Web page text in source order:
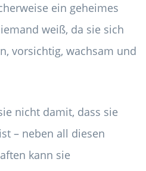
ein geheimes
weiß, da sie sich
vorsichtig, wachsam und
nicht damit, dass sie
– neben all diesen
kann sie